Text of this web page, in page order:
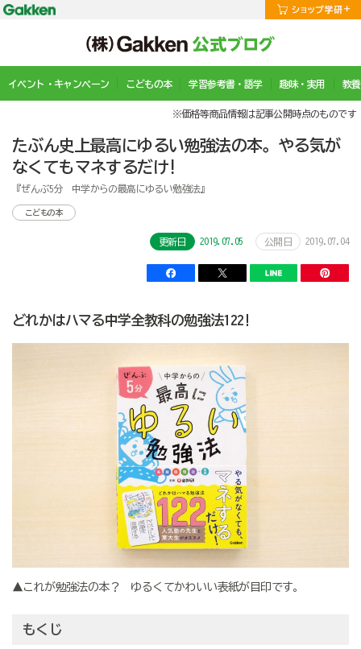
イベント・キャンペーン こどもの本 学習参考書・語学 趣味・実用 教
※価格等商品情報は記事公開時点のものです
たぶん史上最高にゆるい勉強法の本。やる気が
なくてもマネするだけ!
『ぜんぶ5分 中学からの最高にゆるい勉強法』
こどもの本
更新日 2019.07.05 公開日 2019.07.04
どれかはハマる中学全教科の勉強法122!
▲これが勉強法の本？ ゆるくてかわいい表紙が目印です。
もくじ